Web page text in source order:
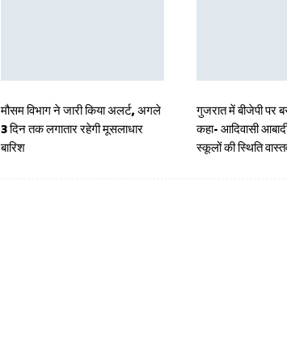
मौसम विभाग ने जारी किया अलर्ट, अगले
3 दिन तक लगातार रहेगी मूसलाधार
बारिश
गुजरात में बीजेपी पर
कहा- आदिवासी
स्कूलों की स्थिति